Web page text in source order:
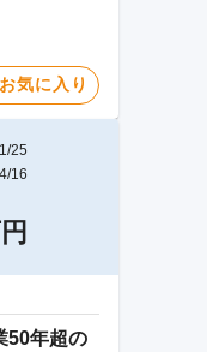
お気に入り
25
16
50年超の